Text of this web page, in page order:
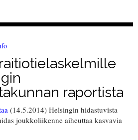
raportista
(14.5.2014) Helsingin hidastuvista
joukkoliikenne aiheuttaa kasvavia